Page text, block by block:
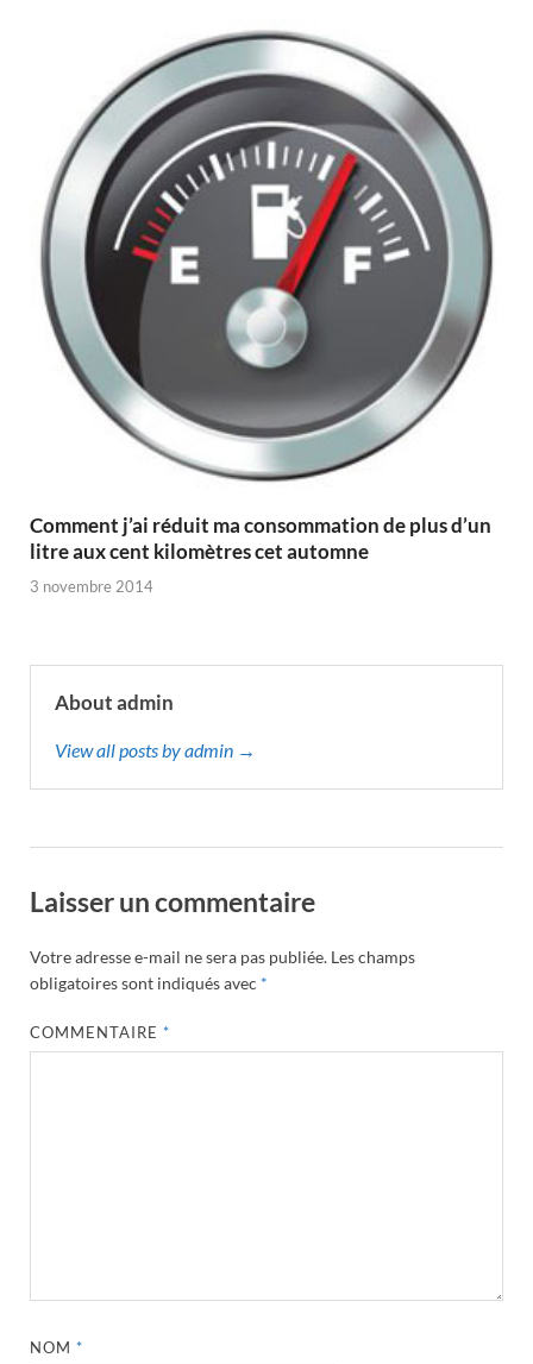
Comment j’ai réduit ma consommation de plus d’un
litre aux cent kilomètres cet automne
3 novembre 2014
About admin
View all posts by admin →
Laisser un commentaire
Votre adresse e-mail ne sera pas publiée. Les champs
obligatoires sont indiqués avec *
COMMENTAIRE*
NOM*